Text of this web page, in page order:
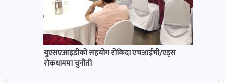
युएसएआइडीको सहयोग रोकिदा एचआईभी/एड्स
रोकथाममा चुनौती